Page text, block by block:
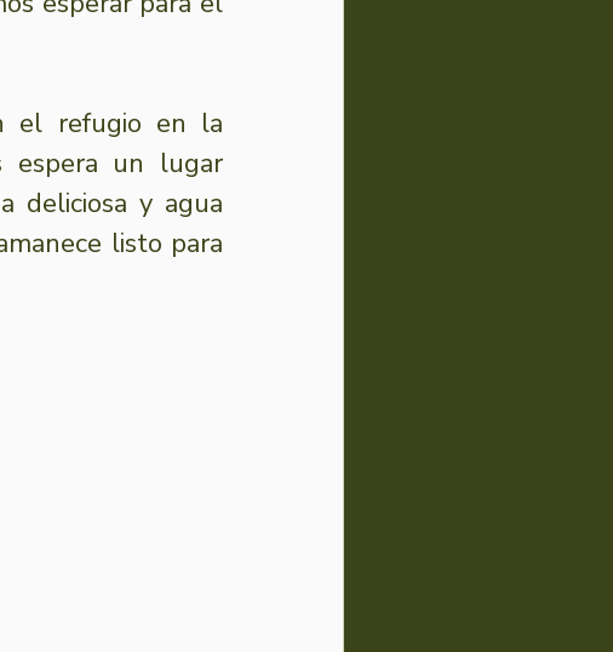
el refugio en la
espera un lugar
deliciosa y agua
listo para